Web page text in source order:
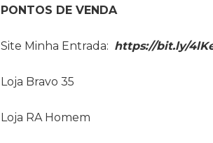
PONTOS DE VENDA
Site Minha Entrada: https://bit.ly/
Loja Bravo 35
Loja RA Homem